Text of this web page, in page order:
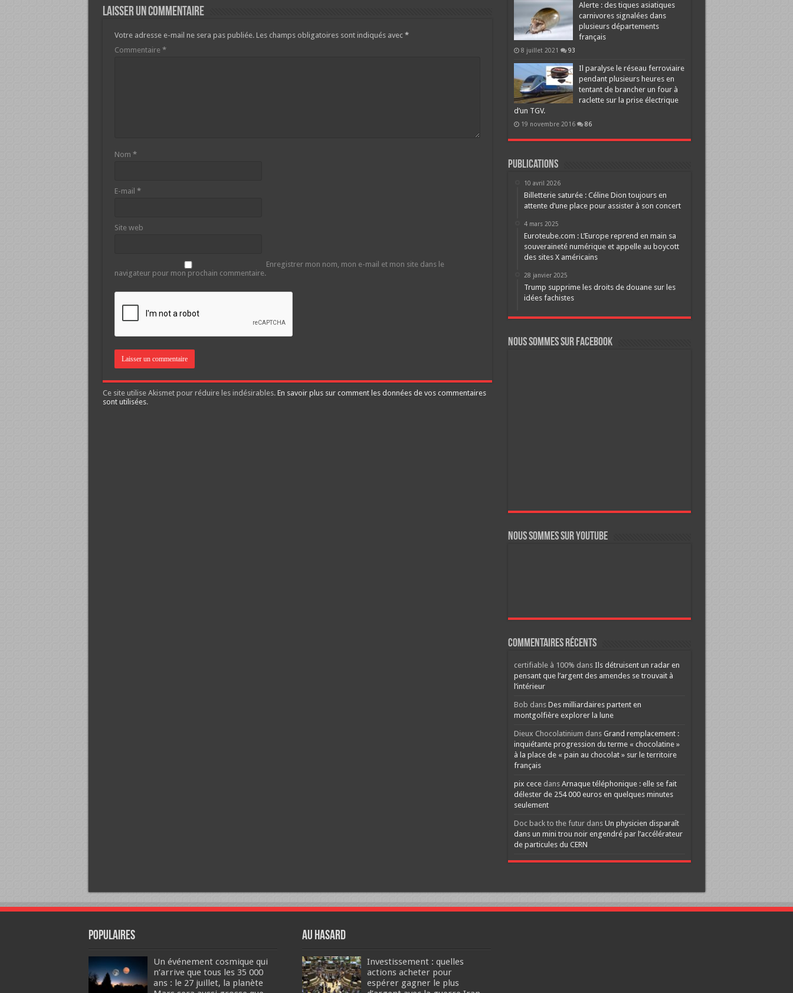
Laisser un commentaire
Votre adresse e-mail ne sera pas publiée. Les champs obligatoires sont indiqués avec *
Commentaire *
Nom *
E-mail *
Site web
Enregistrer mon nom, mon e-mail et mon site dans le
navigateur pour mon prochain commentaire.
Ce site utilise Akismet pour réduire les indésirables. En savoir plus sur comment les données de vos commentaires
sont utilisées.
Alerte : des tiques asiatiques
carnivores signalées dans
plusieurs départements
français
8 juillet 2021 93
Il paralyse le réseau ferroviaire
pendant plusieurs heures en
tentant de brancher un four à
raclette sur la prise électrique
d’un TGV.
19 novembre 2016 86
Publications
10 avril 2026
Billetterie saturée : Céline Dion toujours en
attente d’une place pour assister à son concert
4 mars 2025
Euroteube.com : L’Europe reprend en main sa
souveraineté numérique et appelle au boycott
des sites X américains
28 janvier 2025
Trump supprime les droits de douane sur les
idées fachistes
Nous sommes sur FaceBook
Nous sommes sur YouTube
Commentaires récents
certifiable à 100% dans Ils détruisent un radar en
pensant que l’argent des amendes se trouvait à
l’intérieur
Bob dans Des milliardaires partent en
montgolfière explorer la lune
Dieux Chocolatinium dans Grand remplacement :
inquiétante progression du terme « chocolatine »
à la place de « pain au chocolat » sur le territoire
français
pix cecedans Arnaque téléphonique : elle se fait
délester de 254 000 euros en quelques minutes
seulement
Doc back to the futurdans Un physicien disparaît
dans un mini trou noir engendré par l’accélérateur
de particules du CERN
Populaires
Un événement cosmique qui
n’arrive que tous les 35 000
ans : le 27 juillet, la planète
Au hasard
Investissement : quelles
actions acheter pour
espérer gagner le plus